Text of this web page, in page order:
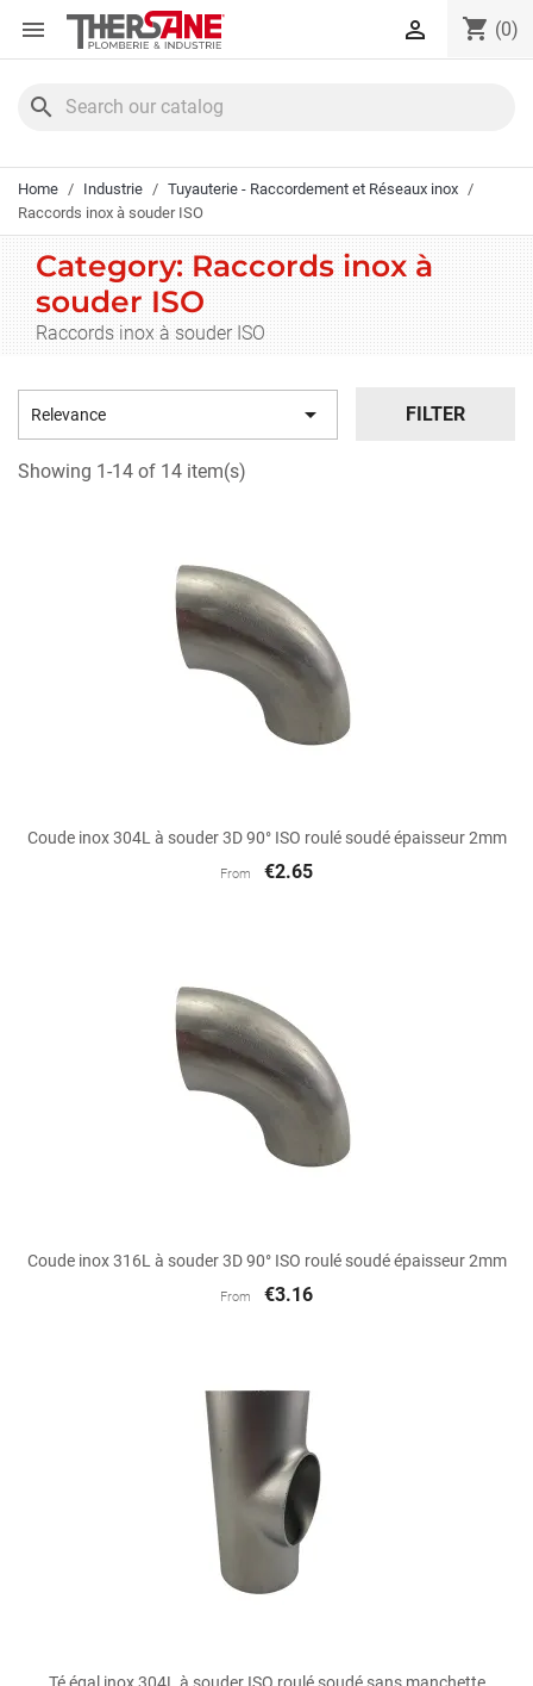
Cookies management panel
 shopping_cart (0)

search
Home Industrie
Tuyauterie - Raccordement et Réseaux inox
Raccords inox à souder ISO
Category: Raccords inox à
souder ISO
Raccords inox à souder ISO
Relevance  FILTER
Showing 1-14 of 14 item(s)
Coude inox 304L à souder 3D 90° ISO roulé soudé épaisseur 2mm
From €2.65
Coude inox 316L à souder 3D 90° ISO roulé soudé épaisseur 2mm
From €3.16